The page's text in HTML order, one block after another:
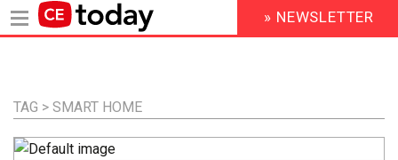
Inhalt
HEADER
MENU
» NEWSLETTER
TAG > SMART HOME